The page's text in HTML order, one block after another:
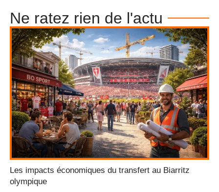
Ne ratez rien de l'actu
Les impacts économiques du transfert au Biarritz
olympique